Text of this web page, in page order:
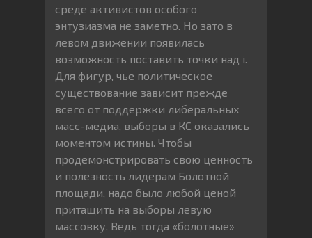
среде активистов особого
энтузиазма не заметно. Но зато в
левом движении появилась
возможность поставить точки над i.
Для фигур, чье политическое
существование зависит прежде
всего от поддержки либеральных
масс-медиа, выборы в КС оказались
моментом истины. Чтобы
продемонстрировать свою ценность
и полезность лидерам Болотной
площади, надо было любой ценой
притащить на выборы левую
массовку. Ведь тогда «болотные»